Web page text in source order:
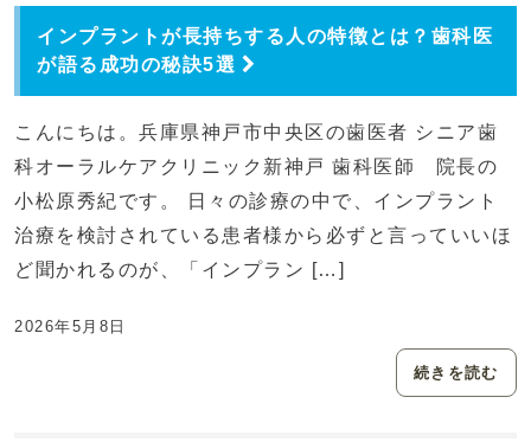
インプラントが長持ちする人の特徴とは？歯科医
が語る成功の秘訣5選
こんにちは。兵庫県神戸市中央区の歯医者 シニア歯
科オーラルケアクリニック新神戸 歯科医師 院長の
小松原秀紀です。 日々の診療の中で、インプラント
治療を検討されている患者様から必ずと言っていいほ
ど聞かれるのが、「インプラン […]
2026年5月8日
続きを読む